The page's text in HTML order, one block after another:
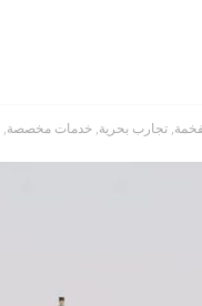
, تجارب بحرية, خدمات مخصصة,